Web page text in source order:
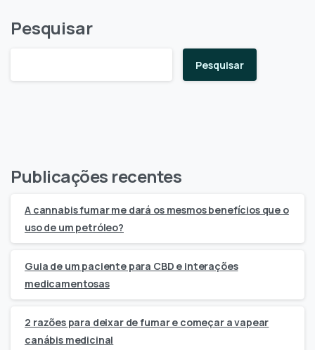
Pesquisar
Pesquisar
Publicações recentes
A cannabis fumar me dará os mesmos benefícios que o
uso de um petróleo?
Guia de um paciente para CBD e interações
medicamentosas
2 razões para deixar de fumar e começar a vapear
canábis medicinal